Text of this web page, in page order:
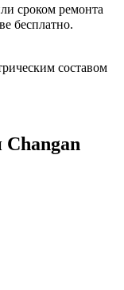
сроком ремонта
бесплатно.
составом
Changan